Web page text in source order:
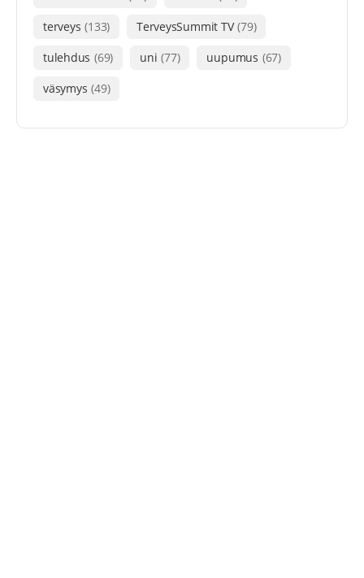
terveys (133) TerveysSummit TV (79)
tulehdus (69) uni (77) uupumus (67)
väsymys (49)